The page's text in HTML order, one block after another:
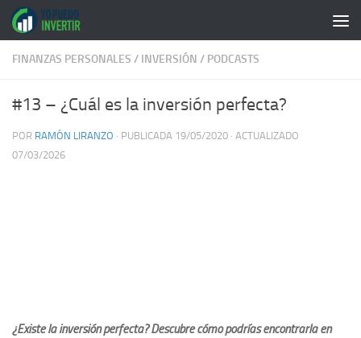
Saltar al contenido
FINANZAS PERSONALES / INVERSIÓN / PODCASTS
#13 – ¿Cuál es la inversión perfecta?
POR RAMÓN LIRANZO · PUBLICADA 19/05/2020 · ACTUALIZADO
07/03/2026
¿Existe la inversión perfecta? Descubre cómo podrías encontrarla en